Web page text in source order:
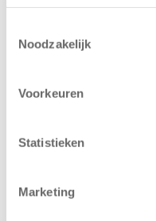
Noodzakelijk
Voorkeuren
Statistieken
Marketing
van BSO De
donderdag alvast
Mini 4 Mijl. Zij